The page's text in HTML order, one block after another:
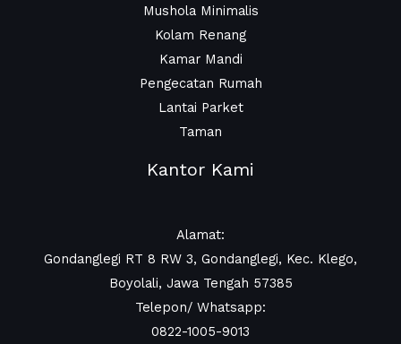
Mushola Minimalis
Kolam Renang
Kamar Mandi
Pengecatan Rumah
Lantai Parket
Taman
Kantor Kami
Alamat:
Gondanglegi RT 8 RW 3, Gondanglegi, Kec. Klego,
Boyolali, Jawa Tengah 57385
Telepon/ Whatsapp:
0822-1005-9013